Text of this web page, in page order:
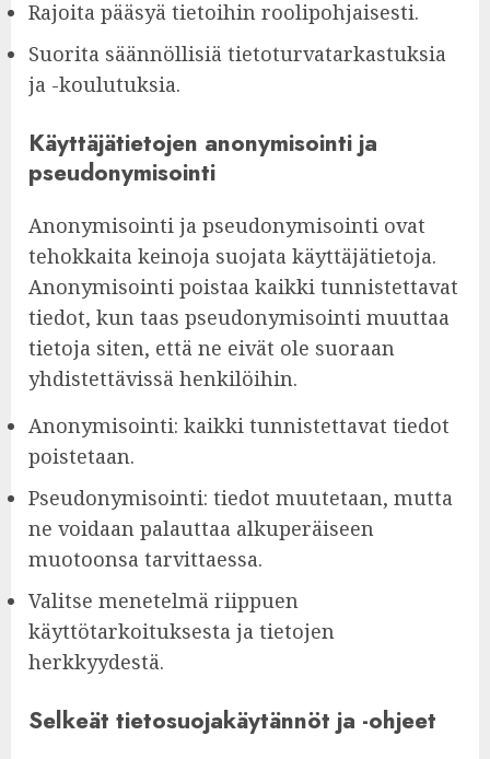
Rajoita pääsyä tietoihin roolipohjaisesti.
Suorita säännöllisiä tietoturvatarkastuksia
ja -koulutuksia.
Käyttäjätietojen anonymisointi ja
pseudonymisointi
Anonymisointi ja pseudonymisointi ovat
tehokkaita keinoja suojata käyttäjätietoja.
Anonymisointi poistaa kaikki tunnistettavat
tiedot, kun taas pseudonymisointi muuttaa
tietoja siten, että ne eivät ole suoraan
yhdistettävissä henkilöihin.
Anonymisointi: kaikki tunnistettavat tiedot
poistetaan.
Pseudonymisointi: tiedot muutetaan, mutta
ne voidaan palauttaa alkuperäiseen
muotoonsa tarvittaessa.
Valitse menetelmä riippuen
käyttötarkoituksesta ja tietojen
herkkyydestä.
Selkeät tietosuojakäytännöt ja -ohjeet